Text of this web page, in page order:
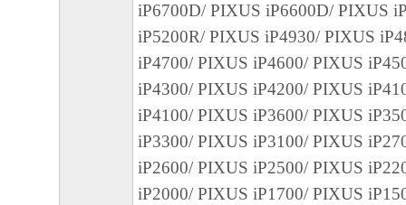
iP6700D/ PIXUS iP6600D/ PIXUS
iP5200R/ PIXUS iP4930/ PIXUS
iP4700/ PIXUS iP4600/ PIXUS
iP4300/ PIXUS iP4200/ PIXUS
iP4100/ PIXUS iP3600/ PIXUS
iP3300/ PIXUS iP3100/ PIXUS
iP2600/ PIXUS iP2500/ PIXUS
iP2000/ PIXUS iP1700/ PIXUS